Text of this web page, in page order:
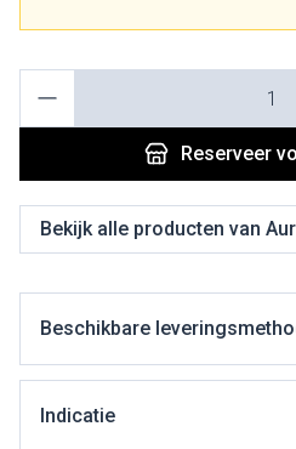
Reserveer
Bekijk alle producten van
Beschikbare
Indicatie